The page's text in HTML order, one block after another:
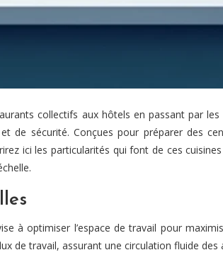
collectifs aux hôtels en passant par
de sécurité. Conçues pour préparer des
ici les particularités qui font de ces
à optimiser l’espace de travail pour
de travail, assurant une circulation fluide